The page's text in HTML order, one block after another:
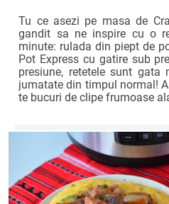
Tu ce asezi pe masa de
gandit sa ne inspire cu o
minute: rulada din piept de
Pot Express cu gatire sub
presiune, retetele sunt
jumatate din timpul normal!
te bucuri de clipe frumoase